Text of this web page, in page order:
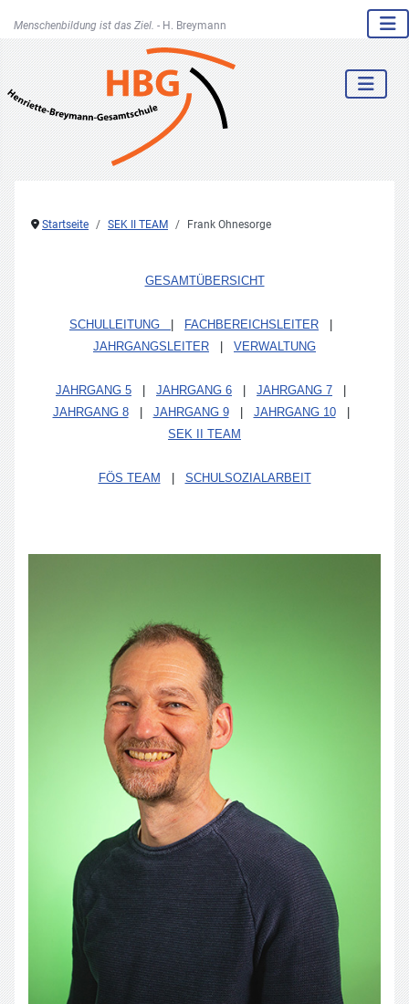
Menschenbildung ist das Ziel. - H. Breymann
Startseite SEK II TEAM Frank Ohnesorge
GESAMTÜBERSICHT
SCHULLEITUNG FACHBEREICHSLEITER
JAHRGANGSLEITER
VERWALTUNG
JAHRGANG 5 JAHRGANG 6 JAHRGANG 7
JAHRGANG 8| JAHRGANG 9| JAHRGANG 10|
SEK II TEAM
FÖS TEAM SCHULSOZIALARBEIT